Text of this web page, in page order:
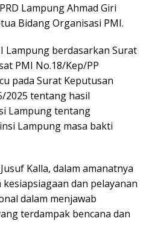
Lampung Ahmad Giri
Bidang Organisasi PMI.
Lampung berdasarkan Surat
PMI No.18/Kep/PP
pada Surat Keputusan
2025 tentang hasil
Lampung tentang
Lampung masa bakti
Kalla, dalam amanatnya
dan pelayanan
dalam menjawab
terdampak bencana dan